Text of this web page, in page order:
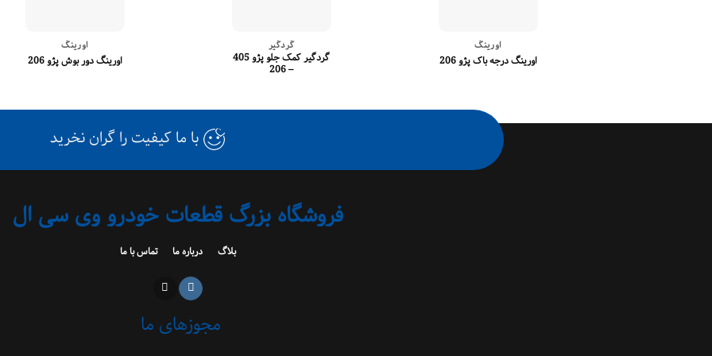
اورینگ
اورینگ درجه باک پژو 206
گردگیر
گردگیر کمک جلو پژو 405
– 206
اورینگ
اورینگ دور بوش پژو 206
با ما کیفیت را گران نخرید
فروشگاه بزرگ قطعات خودرو وی سی ال
بلاگ درباره ما تماس با ما
مجوزهای ما